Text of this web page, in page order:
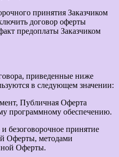
принятия Заказчиком
договор оферты
предоплаты Заказчиком
приведенные ниже
в следующем значении:
Публичная Оферта
программному обеспечению.
безоговорочное принятие
Оферты, методами
Оферты.